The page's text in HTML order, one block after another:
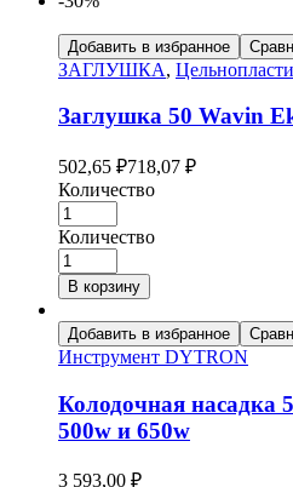
Добавить в избранное
ЗАГЛУШКА,
Заглушка 50 Wavin
502,65 ₽718,07 ₽
Количество
Количество
В корзину
Добавить в избранное
Инструмент DYTRON
Колодочная насадка
500w и 650w
3 593,00 ₽